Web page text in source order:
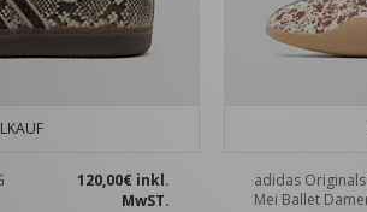
120,00€ inkl.
MwST.
adidas
Mei Ballet